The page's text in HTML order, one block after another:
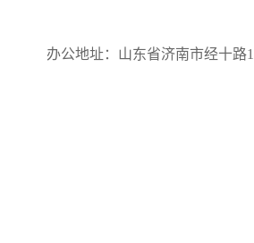
办公地址：山东省济南市经十路